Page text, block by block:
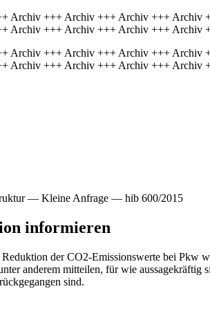
Archiv +++ Archiv +++ Archiv +++
Archiv +++ Archiv +++ Archiv +++ Archiv
Archiv +++ Archiv +++ Archiv +++
Archiv +++ Archiv +++ Archiv +++ Archiv
— Kleine Anfrage — hib 600/2015
informieren
der CO2-Emissionswerte bei Pkw
anderem mitteilen, für wie
sind.